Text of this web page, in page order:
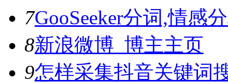
7GooSeeker分词,情感
8新浪微博_博主主页
9怎样采集抖音关键词